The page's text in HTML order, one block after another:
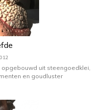
uit steengoedklei,
en goudluster